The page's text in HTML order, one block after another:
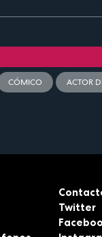
CÓMICO ACTOR
Twitter